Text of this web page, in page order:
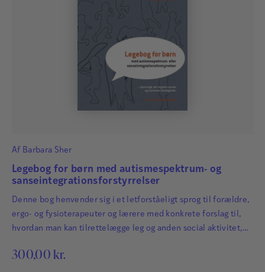
Af Barbara Sher
Legebog for børn med autismespektrum- og
sanseintegrationsforstyrrelser
Denne bog henvender sig i et letforståeligt sprog til forældre,
ergo- og fysioterapeuter og lærere med konkrete forslag til,
hvordan man kan tilrettelægge leg og anden social aktivitet,
300,00 kr.